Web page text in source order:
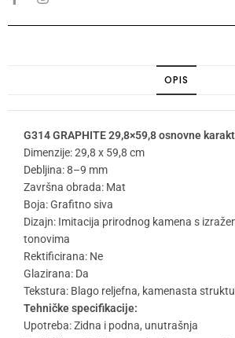
OPIS
G314 GRAPHITE 29,8×59,8 osnovne
Dimenzije: 29,8 x 59,8 cm
Debljina: 8–9 mm
Završna obrada: Mat
Boja: Grafitno siva
Dizajn: Imitacija prirodnog kamena s
tonovima
Rektificirana: Ne
Glazirana: Da
Tekstura: Blago reljefna, kamenasta
Tehničke specifikacije:
Upotreba: Zidna i podna, unutrašnja